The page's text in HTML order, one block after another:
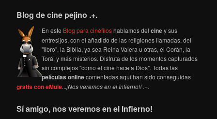
Blog de cine pejino .+.
En este Blog para cinéfiloshablamos delciney sus
entresijos, con el añadido de las religiones llamadas, del
"libro", la Biblia, ya sea Reina Valera u otras, el Corán, la
Torá, y más misterios. Disfruta de los momentos capturados
sin complejos "como el cine hace a Dios". Todas las
películas onlinecomentadas aquí han sido conseguidas
gratis con eMule...¡Nos veremos en el Infierno!! .+.
Sí amigo, nos veremos en el Infierno!